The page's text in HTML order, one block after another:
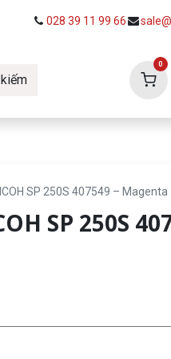
028 39 11 99 66
0
SP 250S 407549 – Magenta
SP 250S